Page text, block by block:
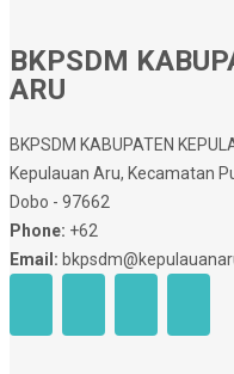
BKPSDM
ARU
BKPSDM KABUPATEN
Kepulauan Aru, Kecamatan
Dobo - 97662
Phone: +62
Email: